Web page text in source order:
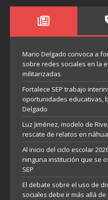
Mario Delgado convoca a
sobre redes sociales en la
militarizadas
Fortalece SEP trabajo
oportunidades educativas,
Delgado
Luz Jiménez, modelo de
rescate de relatos en
Al inicio del ciclo escolar
ninguna institución que se
SEP
El debate sobre el uso de
sociales debe ir más allá